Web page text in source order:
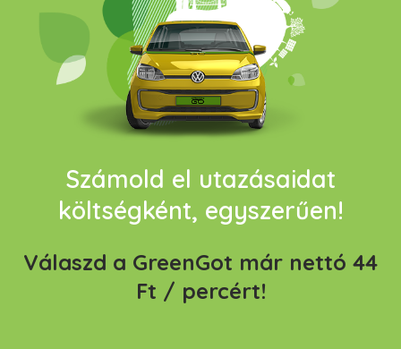
Számold el utazásaidat
költségként, egyszerűen!
Válaszd a GreenGot már nettó 44
Ft / percért!